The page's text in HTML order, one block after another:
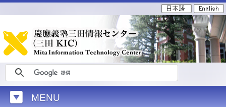
MENU